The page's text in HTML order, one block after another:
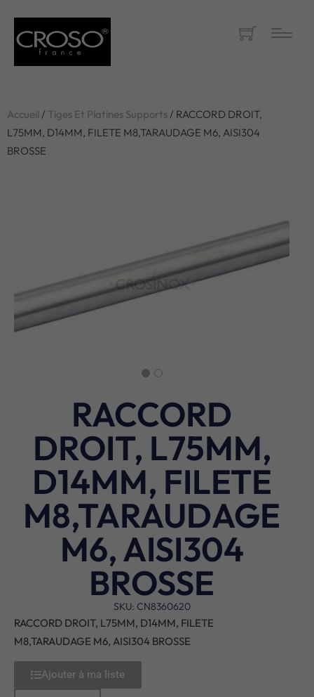
Accueil / Tiges Et Platines Supports/ RACCORD DROIT,
L75MM, D14MM, FILETE M8,TARAUDAGE M6, AISI304
BROSSE
RACCORD
DROIT, L75MM,
D14MM, FILETE
M8,TARAUDAGE
M6, AISI304
BROSSE
SKU: CN8360620
RACCORD DROIT, L75MM, D14MM, FILETE
M8,TARAUDAGE M6, AISI304 BROSSE
Ajouter à ma liste